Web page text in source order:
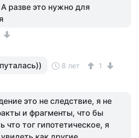
разве это нужно для
8 лет 1
это не следствие, я не
и фрагменты, что бы
что тог гипотетическое, я